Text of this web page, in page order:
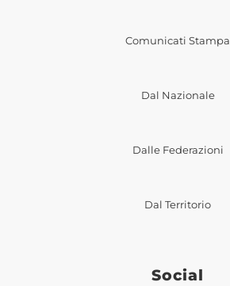
Comunicati Stampa
Dal Nazionale
Dalle Federazioni
Dal Territorio
Social